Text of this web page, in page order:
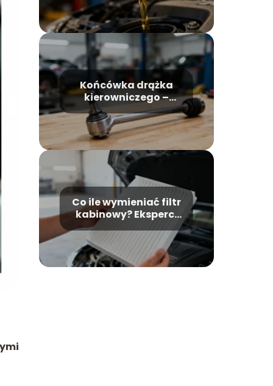
Końcówka drążka
kierowniczego –
objawy zużycia, jak
rozpoznać?
Co ile wymieniać filtr
kabinowy? Eksperci